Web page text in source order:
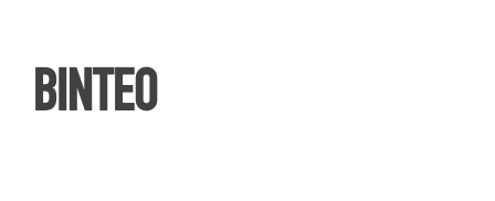
ΒΙΝΤΕΟ